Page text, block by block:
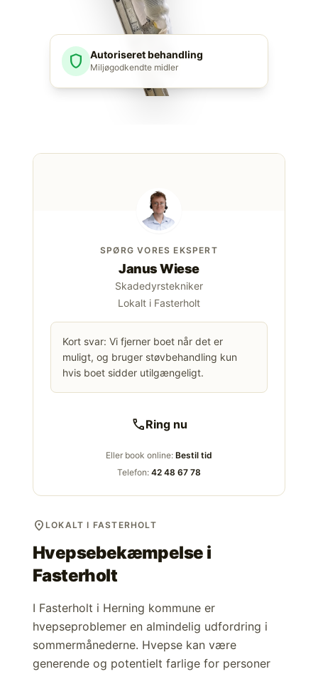
shield Autoriseret behandling
Miljøgodkendte midler
SPØRG VORES EKSPERT
Janus Wiese
Skadedyrstekniker
Lokalt i Fasterholt
Kort svar: Vi fjerner boet når det er
muligt, og bruger støvbehandling kun
hvis boet sidder utilgængeligt.
callRing nu
Eller book online: Bestil tid
Telefon: 42 48 67 78
location_on LOKALT I FASTERHOLT
Hvepsebekæmpelse i
Fasterholt
I Fasterholt i Herning kommune er
hvepseproblemer en almindelig udfordring i
sommermånederne. Hvepse kan være
generende og potentielt farlige for personer